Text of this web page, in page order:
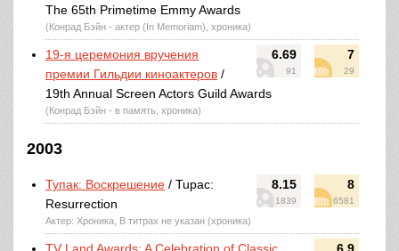
The 65th Primetime Emmy Awards
(Конрад Бэйн - актер (In Memoriam), хроника)
6.69
91
7
29
19-я церемония вручения
премии Гильдии киноактеров /
19th Annual Screen Actors Guild Awards
(Конрад Бэйн - в память, хроника)
2003
8.15
1839
8
6581
Тупак: Воскрешение / Tupac:
Resurrection
Актер: Хроника, В титрах не указан (хроника)